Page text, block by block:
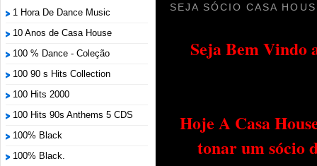
1 Hora De Dance Music
10 Anos de Casa House
100 % Dance - Coleção
100 90 s Hits Collection
100 Hits 2000
100 Hits 90s Anthems 5 CDS
100% Black
100% Black.
SEJA SÓCIO CASA
Seja Bem Vindo
Hoje A Casa
tonar um sócio